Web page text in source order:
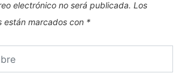
electrónico no será publicada. Los
están marcados con *